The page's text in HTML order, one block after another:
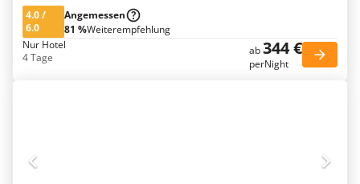
4.0/
6.0
Angemessen
81 %Weiterempfehlung
Nur Hotel
4 Tage
ab344 €
perNight